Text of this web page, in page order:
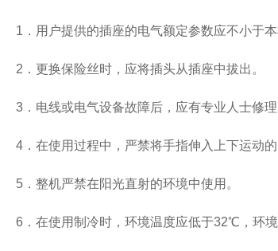
1 ．用户提供的插座的电气额定参数应不小于
2 ．更换保险丝时，应将插头从插座中拔出。
3 ．电线或电气设备故障后，应有专业人士修
4 ．在使用过程中，严禁将手指伸入上下运动的
5 ．整机严禁在阳光直射的环境中使用。
6 ．在使用制冷时，环境温度应低于32℃，环